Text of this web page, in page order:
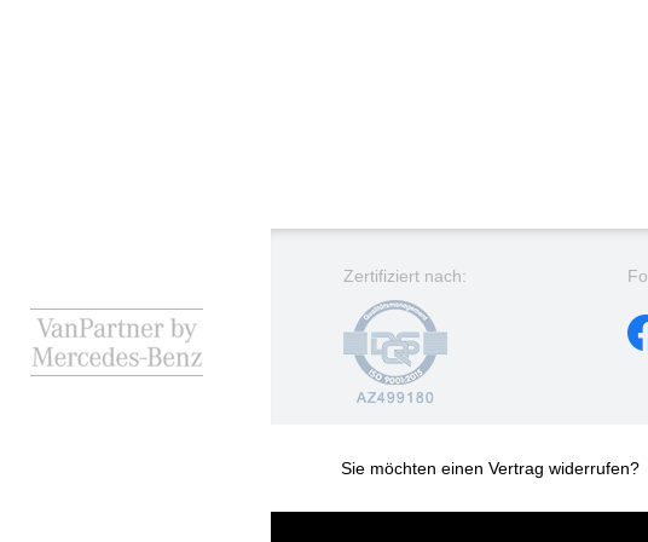
Zertifiziert nach:
Sie möchten einen Vertrag widerrufen?